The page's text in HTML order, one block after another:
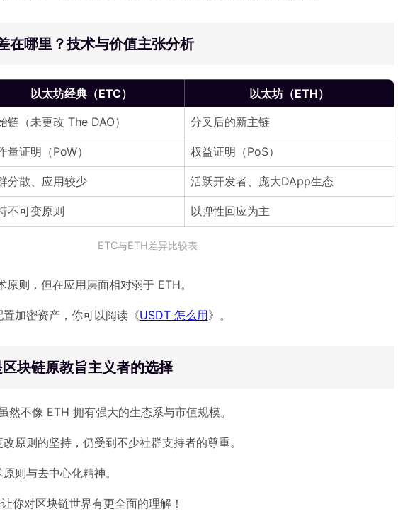
在哪里？技术与价值主张分析
以太坊经典（ETC）
以太坊（ETH）
链（未更改 The DAO） 分叉后的新主链
量证明（PoW） 权益证明（PoS）
分散、应用较少 活跃开发者、庞大DApp生态
不可变原则 以弹性回应为主
ETC与ETH差异比较表
原则，但在应用层面相对弱于 ETH。
加密资产，你可以阅读《USDT 怎么用》。
块链原教旨主义者的选择
不像 ETH 拥有强大的生态系与市值规模。
原则的坚持，仍受到不少社群支持者的尊重。
则与去中心化精神。
你对区块链世界有更全面的理解！